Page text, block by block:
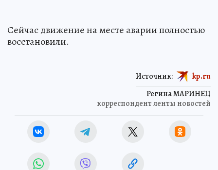
Сейчас движение на месте аварии полностью
восстановили.
Регина МАРИНЕЦ
корреспондент ленты новостей
Источник: kp.ru